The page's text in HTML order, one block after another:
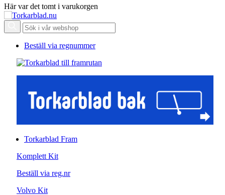
Här var det tomt i varukorgen
Beställ via regnummer
Torkarblad Fram
Komplett Kit
Beställ via reg.nr
Volvo Kit